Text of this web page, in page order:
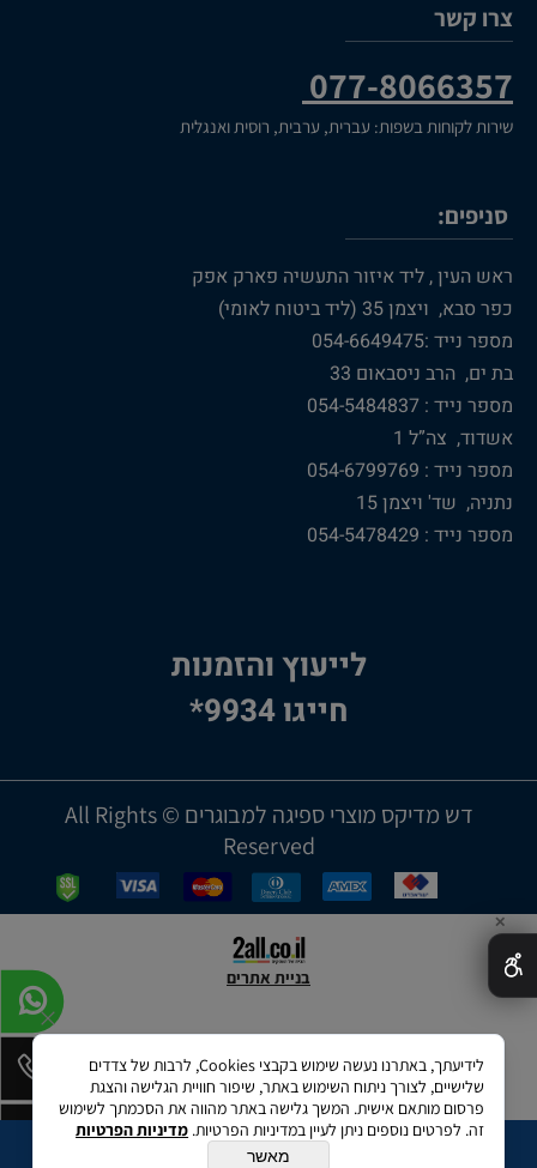
הוספה לסל
צרו קשר
077-8066357
שירות לקוחות בשפות: עברית, ערבית, רוסית ואנגלית
סניפים:
ראש העין , ליד איזור התעשיה פארק אפק
כפר סבא, ויצמן 35 (ליד ביטוח לאומי)
מספר נייד :054-6649475
בת ים, הרב ניסבאום 33
מספר נייד : 054-5484837
אשדוד, צה”ל 1
מספר נייד : 054-6799769
נתניה, שד' ויצמן 15
מספר נייד : 054-5478429
לייעוץ והזמנות
חייגו 9934*
דש מדיקס מוצרי ספיגה למבוגרים © All Rights
Reserved
בניית אתרים
✕
לידיעתך, באתרנו נעשה שימוש בקבצי Cookies, לרבות של צדדים
שלישיים, לצורך ניתוח השימוש באתר, שיפור חוויית הגלישה והצגת
פרסום מותאם אישית. המשך גלישה באתר מהווה את הסכמתך לשימוש
זה. לפרטים נוספים ניתן לעיין במדיניות הפרטיות. מדיניות הפרטיות
מאשר